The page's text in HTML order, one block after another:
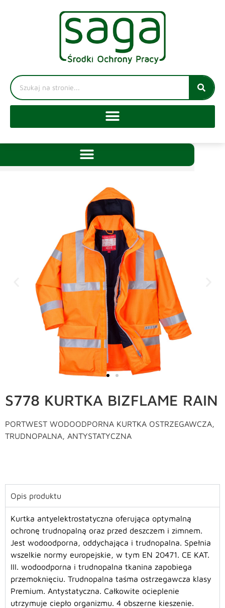
S778 KURTKA BIZFLAME RAIN
PORTWEST WODOODPORNA KURTKA OSTRZEGAWCZA,
TRUDNOPALNA, ANTYSTATYCZNA
Opis produktu
Kurtka antyelektrostatyczna oferująca optymalną
ochronę trudnopalną oraz przed deszczem i zimnem.
Jest wodoodporna, oddychająca i trudnopalna. Spełnia
wszelkie normy europejskie, w tym EN 20471. CE KAT.
III. wodoodporna i trudnopalna tkanina zapobiega
przemoknięciu. Trudnopalna taśma ostrzegawcza klasy
Premium. Antystatyczna. Całkowite ocieplenie
utrzymuje ciepło organizmu. 4 obszerne kieszenie.